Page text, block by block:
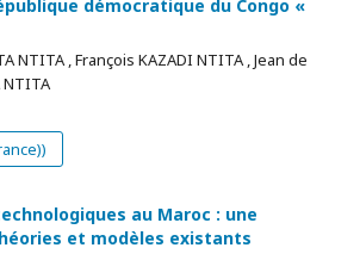
démocratique du Congo «
NTITA , François KAZADI NTITA , Jean de
NTITA
au Maroc : une
et modèles existants